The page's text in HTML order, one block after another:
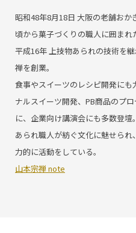
昭和48年8月18日 大阪の老舗お
頃から菓子づくりの職人に囲まれ
平成16年 上技物あられの技術を
禅を創業。
食事やスイーツのレシピ開発に
ナルスイーツ開発、PB商品のプ
に、企業向け講演会にも多数登壇。
あられ職人が紡ぐ文化に魅せら
力的に活動をしている。
山本宗禅 note